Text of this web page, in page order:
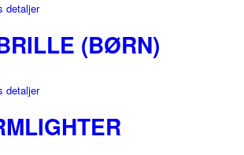
detaljer
(BØRN)
detaljer